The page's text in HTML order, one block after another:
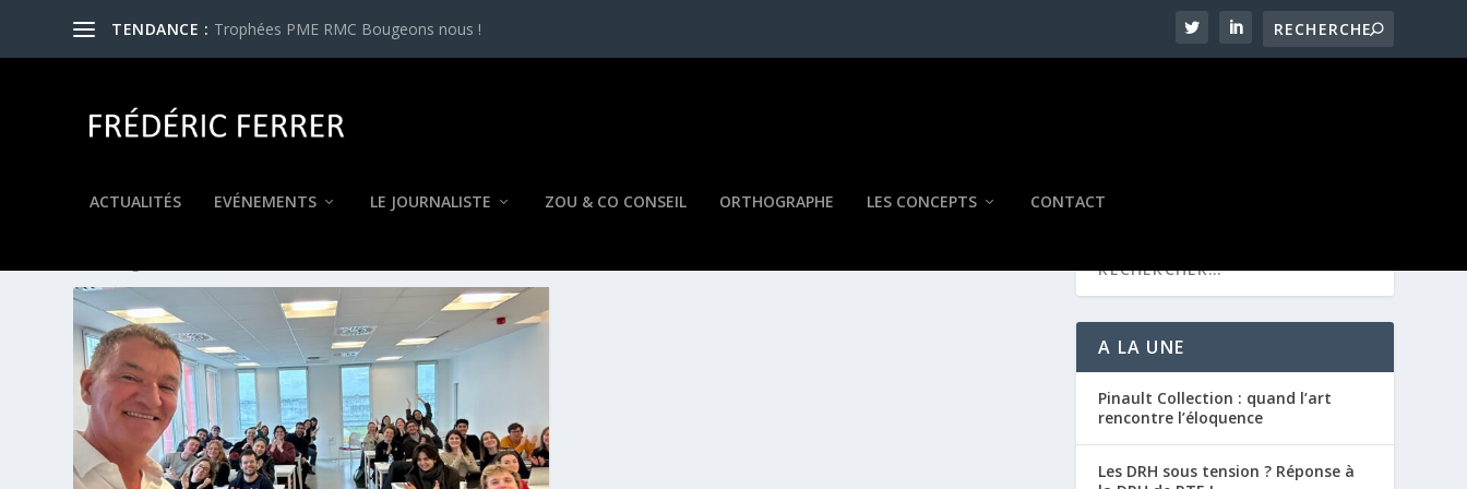
TENDANCE : Trophées PME RMC Bougeons nous !
ACTUALITÉS EVÉNEMENTS LE JOURNALISTE ZOU & CO CONSEIL ORTHOGRAPHE LES CONCEPTS CONTACT
A LA UNE
Pinault Collection : quand l’art
rencontre l’éloquence
Les DRH sous tension ? Réponse à